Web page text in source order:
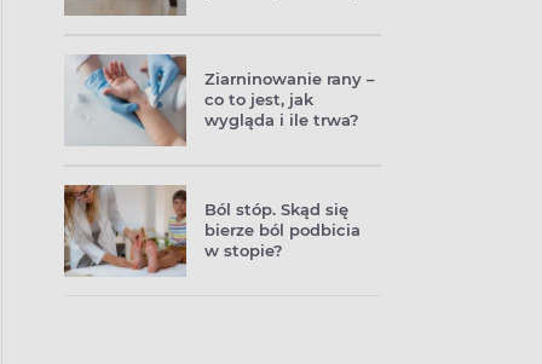
Ziarninowanie rany –
co to jest, jak
wygląda i ile trwa?
Ból stóp. Skąd się
bierze ból podbicia
w stopie?